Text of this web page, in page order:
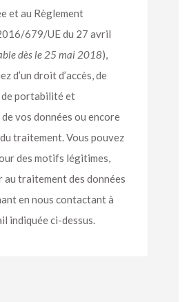
et au Règlement
679/UE du 27 avril
dès le 25 mai 2018),
d’un droit d’accès, de
portabilité et
de vos données ou encore
traitement. Vous pouvez
des motifs légitimes,
au traitement des données
en nous contactant à
indiquée ci-dessus.